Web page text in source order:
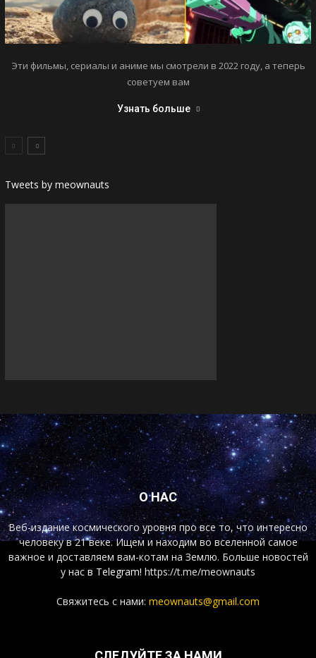
Эти фильмы, сериалы и аниме мы смотрели в 2022 году, а теперь
советуем вам
Узнать больше
Tweets by meownauts
О НАС
Веб-издание космического уровня про все то, что интересно
человеку в 21 веке. Ищем и находим во вселенной самое
важное и доставляем вам-котам на Землю. Больше новостей
у нас в Telegram! https://t.me/meownauts
Свяжитесь с нами: meownauts@gmail.com